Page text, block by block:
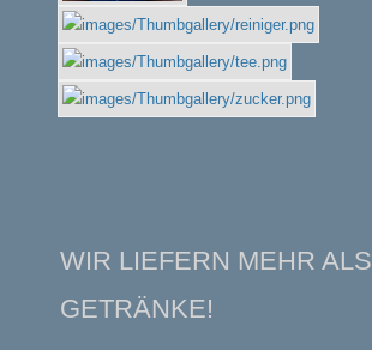
WIR LIEFERN MEHR ALS
GETRÄNKE!